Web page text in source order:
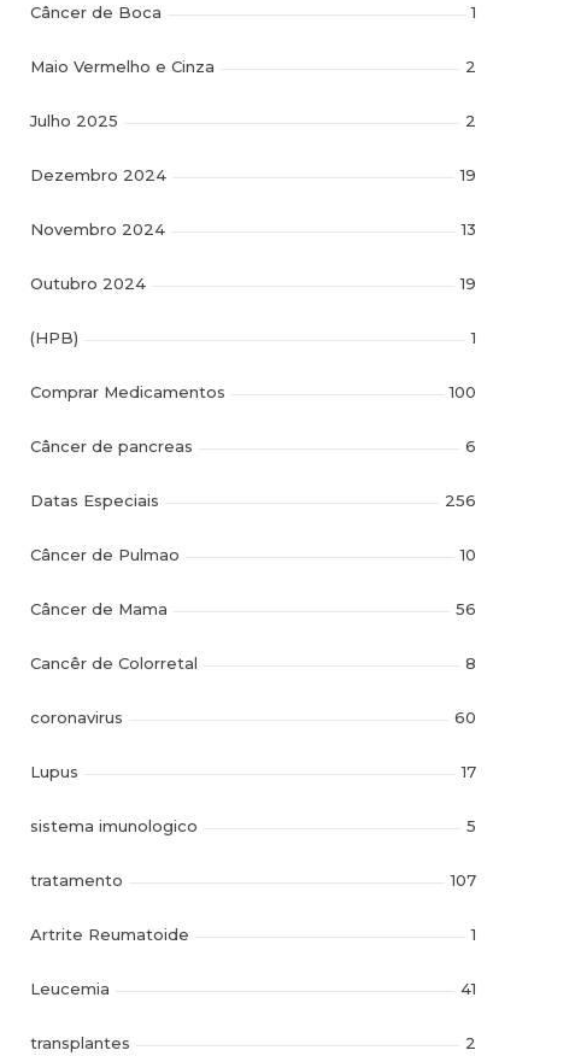
Câncer de Boca 1
Maio Vermelho e Cinza 2
Julho 2025 2
Dezembro 2024 19
Novembro 2024 13
Outubro 2024 19
(HPB) 1
Comprar Medicamentos 100
Câncer de pancreas 6
Datas Especiais 256
Câncer de Pulmao 10
Câncer de Mama 56
Cancêr de Colorretal 8
coronavirus 60
Lupus 17
sistema imunologico 5
tratamento 107
Artrite Reumatoide 1
Leucemia 41
transplantes 2